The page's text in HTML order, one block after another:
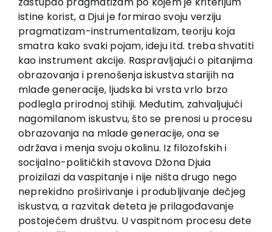
istine korist, a Djui je formirao svoju verziju
pragmatizam-instrumentalizam, teoriju koja
smatra kako svaki pojam, ideju itd. treba shvatiti
kao instrument akcije. Raspravljajući o pitanjima
obrazovanja i prenošenja iskustva starijih na
mlađe generacije, ljudska bi vrsta vrlo brzo
podlegla prirodnoj stihiji. Međutim, zahvaljujući
nagomilanom iskustvu, što se prenosi u procesu
obrazovanja na mlade generacije, ona se
održava i menja svoju okolinu. Iz filozofskih i
socijalno-političkih stavova Džona Djuia
proizilazi da vaspitanje i nije ništa drugo nego
neprekidno proširivanje i produbljivanje dečjeg
iskustva, a razvitak deteta je prilagođavanje
postojećem društvu. U vaspitnom procesu dete